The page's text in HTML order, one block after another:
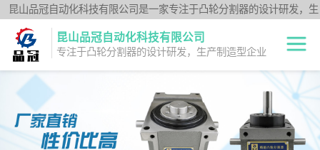
昆山品冠自动化科技有限公司是一家专注于凸轮分割器的设计研发，生
产制造型企业；闽台分割器厂家为客户提供各种高品质的数控转台第四
轴、品冠分割器：法兰型DF系列、法兰中空型DFH系列、平台桌面型
圆柱重负载型Y系列；公司凭借技术优势，可按照客户要求，提供非标
定制服务。
昆山品冠自动化科技有限公司
专注于凸轮分割器的设计研发，生产制造型企业
中空旋转平台TH
系列
升降摇摆型FH系